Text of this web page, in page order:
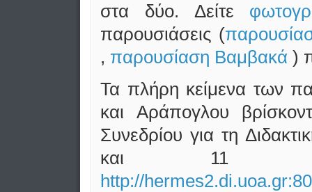
στα δύο. Δείτε
παρουσιάσεις (
, παρουσίαση Βαμβακά )
Τα πλήρη κείμενα των
και Αράπογλου
Συνεδρίου για τη
και 11
http://